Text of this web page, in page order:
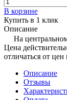
В корзине
Купить в 1 клик
Описание
На
Цена
отличаться от
Описание
Отзывы